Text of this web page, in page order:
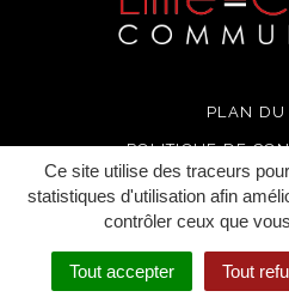
Ce site utilise des traceurs
statistiques d'utilisation afin
contrôler ceux que
Tout accepter Tout
PLAN DU
POLITIQUE DE
MENTIONS